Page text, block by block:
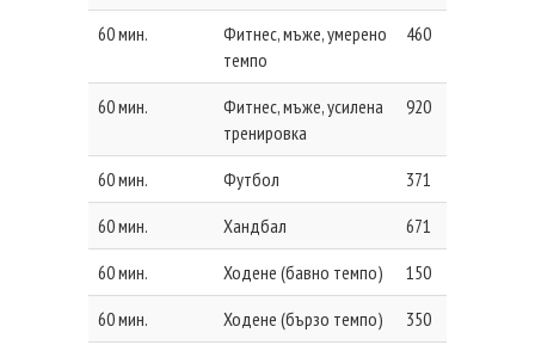
60 мин.
Фитнес, мъже, умерено
темпо
460
60 мин.
Фитнес, мъже, усилена
тренировка
920
60 мин. Футбол
371
60 мин.
Хандбал
671
60 мин.
Ходене (бавно темпо)
150
60 мин.
Ходене (бързо темпо)
350